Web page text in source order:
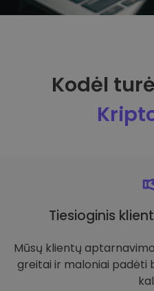
Kodėl
Tiesioginis
Mūsų klientų
greitai ir maloniai padėti